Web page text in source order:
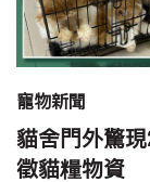
寵物新聞
貓舍門外驚
徵貓糧物資